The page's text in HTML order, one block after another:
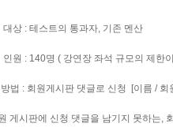
대상 : 테스트의 통과자, 기존 멘산
인원 : 140명 ( 강연장 좌석 규모의 제한
법 : 회원게시판 댓글로 신청 [이름 /
게시판에 신청 댓글을 남기지 못하는,